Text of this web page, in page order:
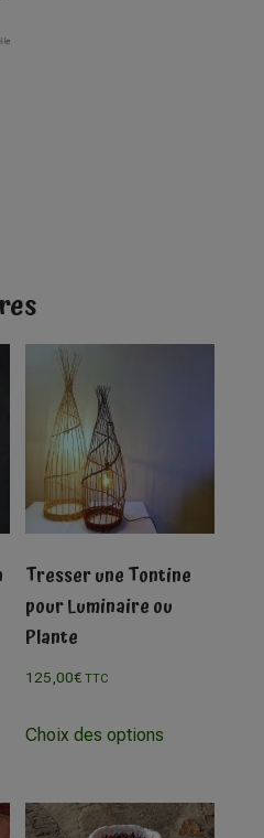
Tresser une Tontine
pour Luminaire ou
Plante
125,00€ TTC
Choix des options